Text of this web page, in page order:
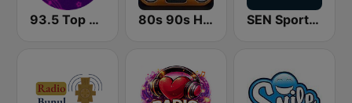
93.5 Top Radio FM 80s 90s Hits Radio SEN Sports 1116 AM